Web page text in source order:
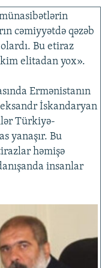
cəmiyyətdə qəzəb
Bu etiraz
elitadan yox».
Ermənistanın
İskandaryan
Türkiyə-
yanaşır. Bu
həmişə
insanlar